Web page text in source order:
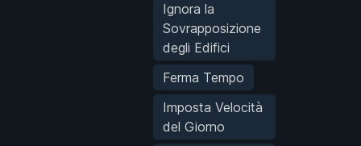
Ignora la
Sovrapposizione
degli Edifici
Ferma Tempo
Imposta Velocità
del Giorno